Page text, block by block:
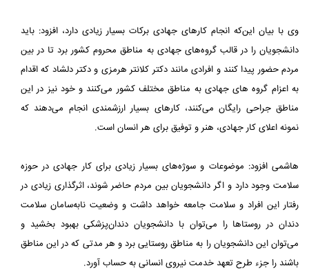
وی با بیان این‌که انجام کارهای جهادی برکات بسیار زیادی دارد، افزود: باید
دانشجویان را در قالب گروه‌های جهادی به مناطق محروم کشور برد تا در بین
مردم حضور پیدا کنند و افرادی مانند دکتر کلانتر هرمزی و دکتر دلشاد که اقدام
به اعزام گروه های جهادی به مناطق مختلف کشور می‌کنند و خود نیز در این
مناطق جراحی رایگان می‌کنند، کارهای بسیار ارزشمندی انجام می‌دهند که
نمونه اعلای کار جهادی، هنر و توفیق برای هر انسان است.
هاشمی افزود: موضوعات و سوژه‌های بسیار زیادی برای کار جهادی در حوزه
سلامت وجود دارد و اگر دانشجویان بین مردم حاضر شوند، اثرگذاری زیادی در
رفتار این افراد و سلامت جامعه خواهد داشت و وضعیت نابه‌سامان سلامت
دندان در روستاها را می‌توان با دانشجویان دندان‌پزشکی بهبود بخشید و
می‌توان این دانشجویان را به مناطق روستایی برد و هر مدتی که در این مناطق
باشند را جزء طرح تعهد خدمت نیروی انسانی به حساب آورد.